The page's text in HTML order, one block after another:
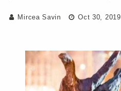
Mircea Savin Oct 30, 2019